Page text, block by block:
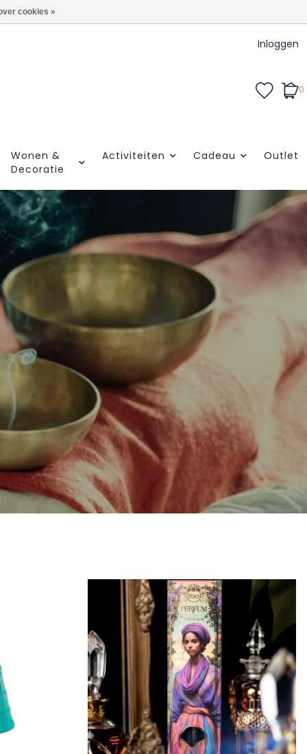
Inloggen
0
Wonen &
Decoratie
Activiteiten Cadeau Outlet
cookies »